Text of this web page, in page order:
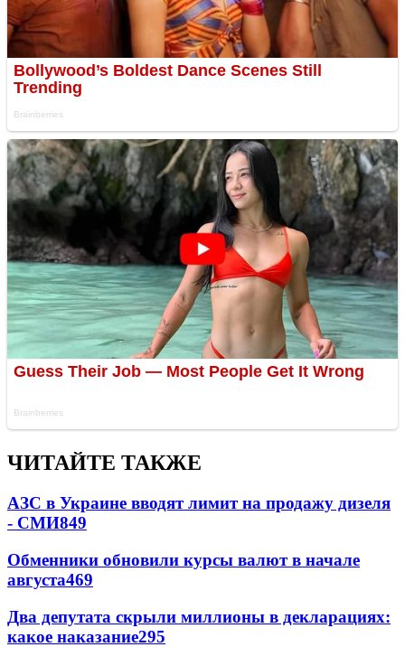
ЧИТАЙТЕ ТАКЖЕ
АЗС в Украине вводят лимит на продажу дизеля
- СМИ849
Обменники обновили курсы валют в начале
августа469
Два депутата скрыли миллионы в декларациях:
какое наказание295